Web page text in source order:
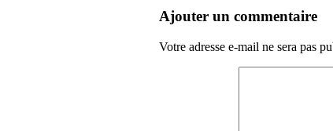
Ajouter un commentaire
Votre adresse e-mail ne sera pas